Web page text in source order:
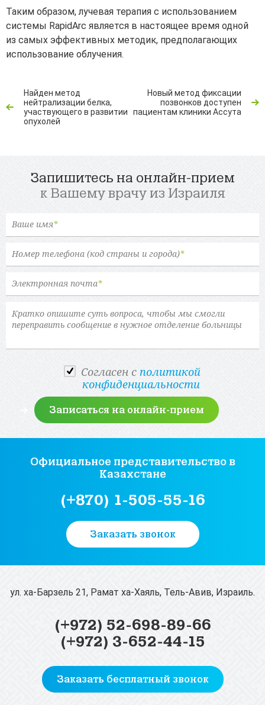
Таким образом, лучевая терапия с использованием
системы RapidArc является в настоящее время одной
из самых эффективных методик, предполагающих
использование облучения.
Найден метод
нейтрализации белка,
участвующего в развитии
опухолей
Новый метод фиксации
позвонков доступен
пациентам клиники Ассута
Запишитесь на онлайн-прием
к Вашему врачу из Израиля
Ваше имя*
Номер телефона (код страны и города)*
Электронная почта*
Cогласен с политикой
конфиденциальности
Официальное представительство в
Казахстане
(+870) 1-505-55-16
Заказать звонок
(+972) 52-698-89-66
(+972) 3-652-44-15
Заказать бесплатный звонок
ул. ха-Барзель 21, Рамат ха-Хаяль, Тель-Авив, Израиль.